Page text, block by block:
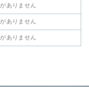
ありません
ありません
ありません